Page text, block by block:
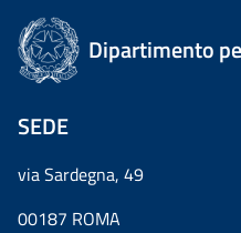
Dipartimento
SEDE
via Sardegna, 49
00187 ROMA